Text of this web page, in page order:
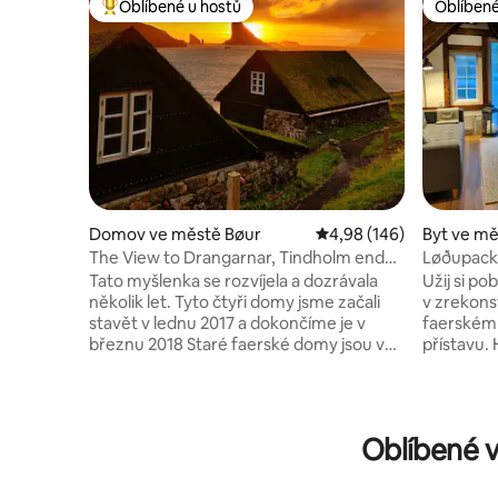
Nejlepší v kategorii Oblíbené u hostů
Oblíbené u hostů
Domov ve městě Bøur Průměrné hodnocení
4,98 (146)
The View to Drangarnar, Tindholm end
Mykines
Tato myšlenka se rozvíjela a dozrávala
několik let. Tyto čtyři domy jsme začali
stavět v lednu 2017 a dokončíme je v
březnu 2018 Staré faerské domy jsou v
koupelna. Nejvyšší patro: jedna hlavní
Byt ve
patro
Užij si
v
faerském
přístavu. Hotel LPH, který byl kompletně
Oblíbené